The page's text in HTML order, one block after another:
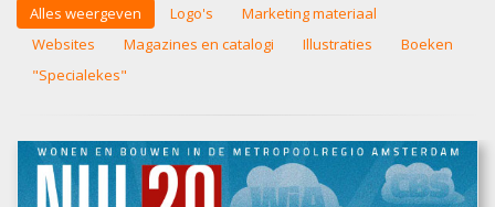
Alles weergeven Logo's
Marketing materiaal
Websites
Magazines en catalogi Illustraties
Boeken
"Specialekes"